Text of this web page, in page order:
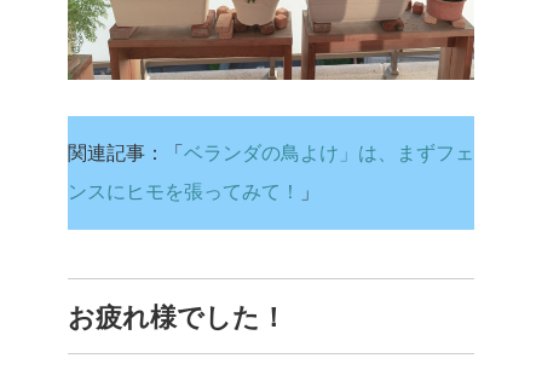
関連記事：「 ベランダの鳥よけ」は、まずフェ
ンスにヒモを張ってみて！
」
お疲れ様でした！